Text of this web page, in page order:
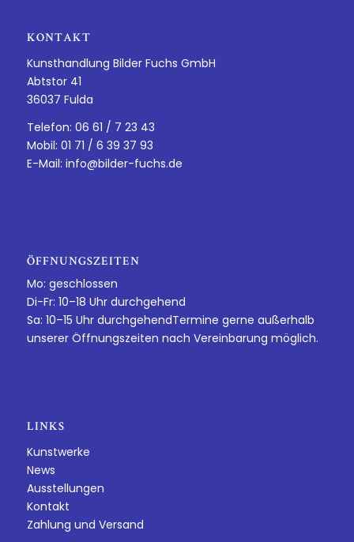
KONTAKT
Kunsthandlung Bilder Fuchs GmbH
Abtstor 41
36037 Fulda
Telefon: 06 61 / 7 23 43
Mobil: 01 71 / 6 39 37 93
E-Mail: info@bilder-fuchs.de
ÖFFNUNGSZEITEN
Mo: geschlossen
Di-Fr: 10–18 Uhr durchgehend
Sa: 10–15 Uhr durchgehendTermine gerne außerhalb
unserer Öffnungszeiten nach Vereinbarung möglich.
LINKS
Kunstwerke
News
Ausstellungen
Kontakt
Zahlung und Versand